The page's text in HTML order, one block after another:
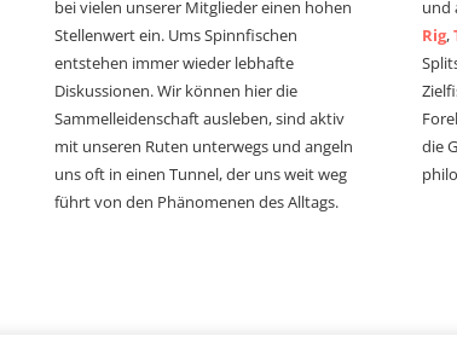
bei vielen unserer Mitglieder einen hohen
Stellenwert ein. Ums Spinnfischen
entstehen immer wieder lebhafte
Diskussionen. Wir können hier die
Sammelleidenschaft ausleben, sind aktiv
mit unseren Ruten unterwegs und angeln
uns oft in einen Tunnel, der uns weit weg
führt von den Phänomenen des Alltags.
und
Rig,
die